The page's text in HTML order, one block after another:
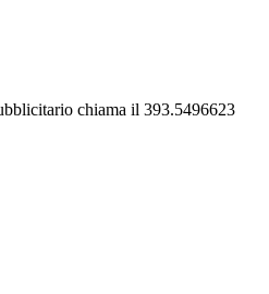
chiama il 393.5496623